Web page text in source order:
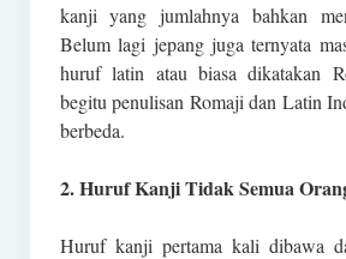
kanji yang jumlahnya bahkan
Belum lagi jepang juga ternyata
huruf latin atau biasa dikatakan
begitu penulisan Romaji dan Latin
berbeda.
2. Huruf Kanji Tidak Semua
Huruf kanji pertama kali dibawa